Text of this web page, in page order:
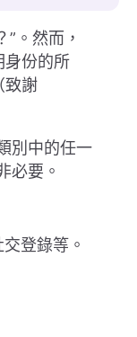
。然而，
身份的所
致謝
別中的任一
必要。
登錄等。